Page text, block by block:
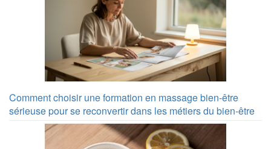
Comment choisir une formation en massage bien-être
sérieuse pour se reconvertir dans les métiers du bien-être